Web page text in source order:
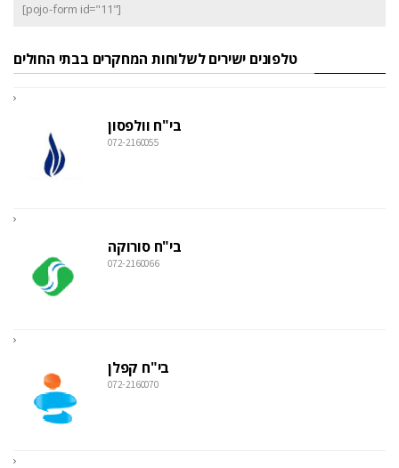
[pojo-form id="11"]
טלפונים ישירים לשלוחות המחקרים בבתי החולים
בי"ח וולפסון
072-2160055
בי"ח סורוקה
072-2160066
בי"ח קפלן
072-2160070